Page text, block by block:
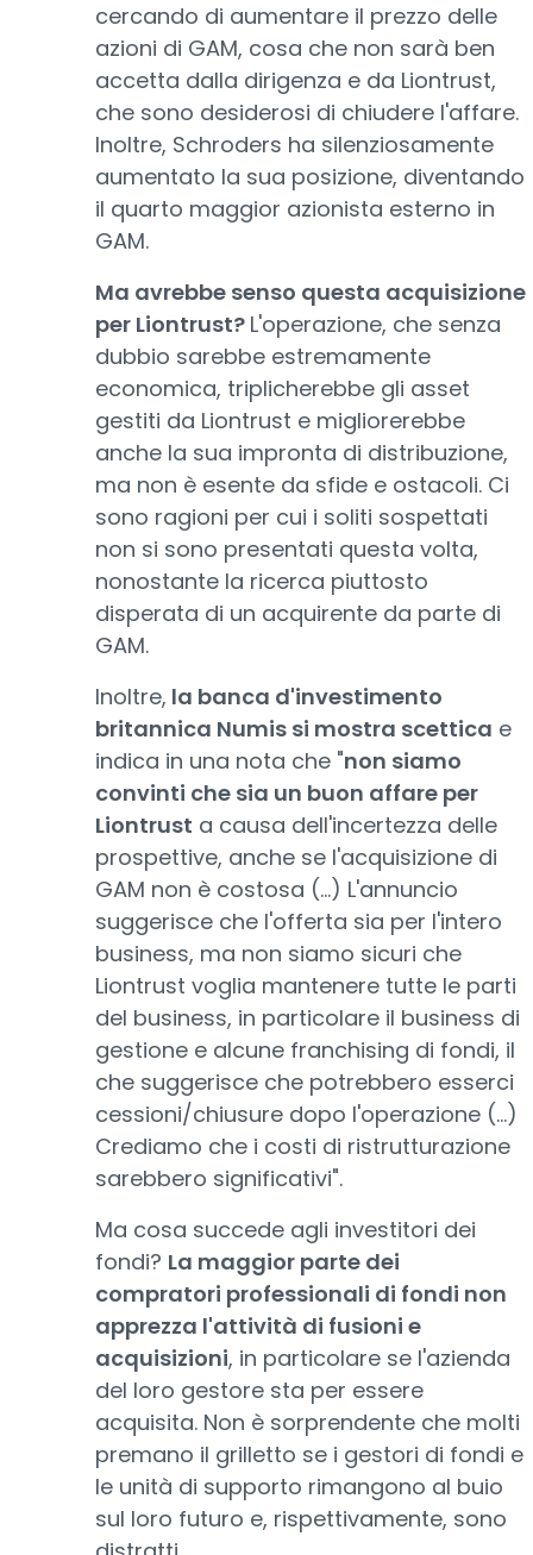
cercando di aumentare il prezzo delle
azioni di GAM, cosa che non sarà ben
accetta dalla dirigenza e da Liontrust,
che sono desiderosi di chiudere l'affare.
Inoltre, Schroders ha silenziosamente
aumentato la sua posizione, diventando
il quarto maggior azionista esterno in
GAM.
Ma avrebbe senso questa acquisizione
per Liontrust? L'operazione, che senza
dubbio sarebbe estremamente
economica, triplicherebbe gli asset
gestiti da Liontrust e migliorerebbe
anche la sua impronta di distribuzione,
ma non è esente da sfide e ostacoli. Ci
sono ragioni per cui i soliti sospettati
non si sono presentati questa volta,
nonostante la ricerca piuttosto
disperata di un acquirente da parte di
GAM.
Inoltre, la banca d'investimento
britannica Numis si mostra scettica e
indica in una nota che "non siamo
convinti che sia un buon affare per
Liontrust a causa dell'incertezza delle
prospettive, anche se l'acquisizione di
GAM non è costosa (...) L'annuncio
suggerisce che l'offerta sia per l'intero
business, ma non siamo sicuri che
Liontrust voglia mantenere tutte le parti
del business, in particolare il business di
gestione e alcune franchising di fondi, il
che suggerisce che potrebbero esserci
cessioni/chiusure dopo l'operazione (...)
Crediamo che i costi di ristrutturazione
sarebbero significativi".
Ma cosa succede agli investitori dei
fondi? La maggior parte dei
compratori professionali di fondi non
apprezza l'attività di fusioni e
acquisizioni, in particolare se l'azienda
del loro gestore sta per essere
acquisita. Non è sorprendente che molti
premano il grilletto se i gestori di fondi e
le unità di supporto rimangono al buio
sul loro futuro e, rispettivamente, sono